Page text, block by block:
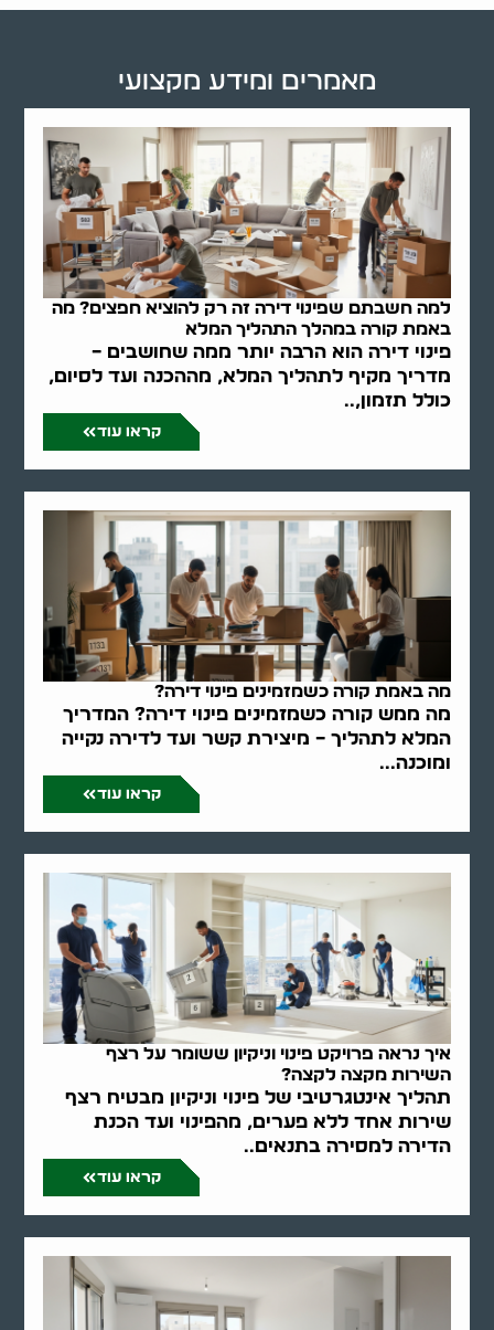
למה חשבתם שפינוי דירה זה רק להוציא חפצים? מה
באמת קורה במהלך התהליך המלא
פינוי דירה הוא הרבה יותר ממה שחושבים –
מדריך מקיף לתהליך המלא, מההכנה ועד לסיום,
כולל תזמון,..
קראו עוד
מה באמת קורה כשמזמינים פינוי דירה?
מה ממש קורה כשמזמינים פינוי דירה? המדריך
המלא לתהליך – מיצירת קשר ועד לדירה נקייה
ומוכנה...
קראו עוד
איך נראה פרויקט פינוי וניקיון ששומר על רצף
השירות מקצה לקצה?
תהליך אינטגרטיבי של פינוי וניקיון מבטיח רצף
שירות אחד ללא פערים, מהפינוי ועד הכנת
הדירה למסירה בתנאים..
קראו עוד
מאמרים ומידע מקצועי